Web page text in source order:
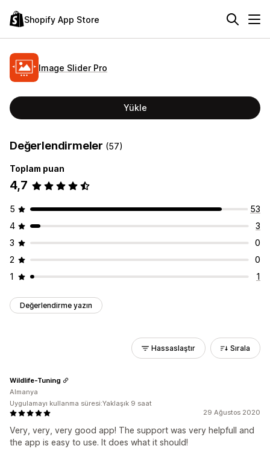
Shopify App Store
Image Slider Pro
Yükle
Değerlendirmeler (57)
Toplam puan
4,7
5
53
4
3
3
0
2
0
1
1
Değerlendirme yazın
Hassaslaştır Sırala
29 Ağustos 2020
Very, very, very good app! The support was very helpfull and
the app is easy to use. It does what it should!
Wildlife-Tuning
Almanya
Uygulamayı kullanma süresi:Yaklaşık 9 saat